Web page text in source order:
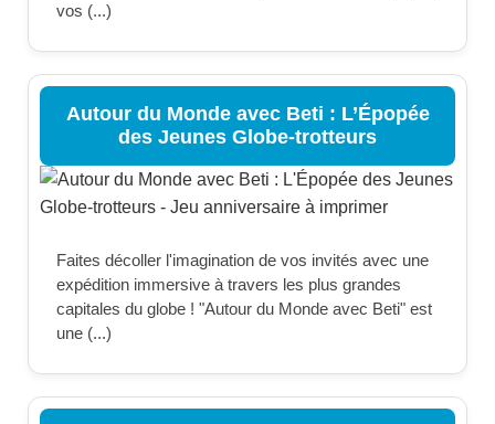
vos (...)
Autour du Monde avec Beti : L’Épopée
des Jeunes Globe-trotteurs
Faites décoller l'imagination de vos invités avec une
expédition immersive à travers les plus grandes
capitales du globe ! "Autour du Monde avec Beti" est
une (...)